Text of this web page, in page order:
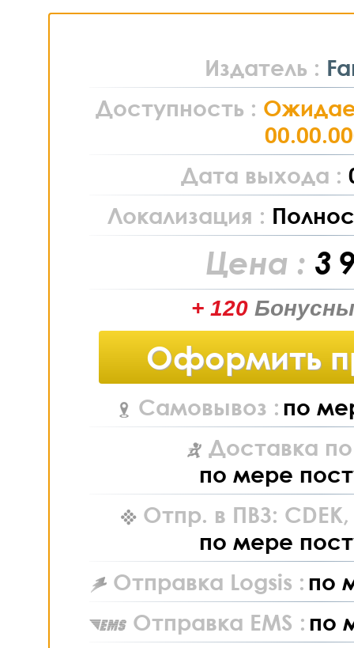
Издатель :
Доступность :
Дата выхода :
Локализация :
Цена : 3
+ 120
Оформить
Самовывоз : по
Доставка
по мере
Отпр. в ПВЗ: CDEK,
по мере
Отправка Logsis : по
Отправка EMS : по